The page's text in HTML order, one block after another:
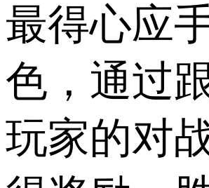
最得心应
色，通过
玩家的对